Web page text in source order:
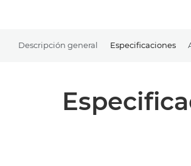
Descripción general Especificaciones